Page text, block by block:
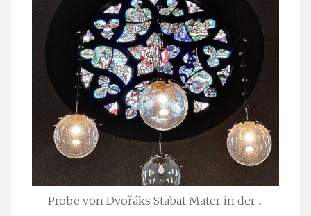
Probe von Dvořáks Stabat Mater in der ...